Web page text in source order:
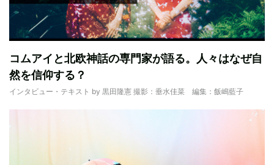
コムアイと北欧神話の専門家が語る。人々はなぜ自
然を信仰する？
インタビュー・テキスト by 黒田隆憲 撮影：垂水佳菜 編集：飯嶋藍子